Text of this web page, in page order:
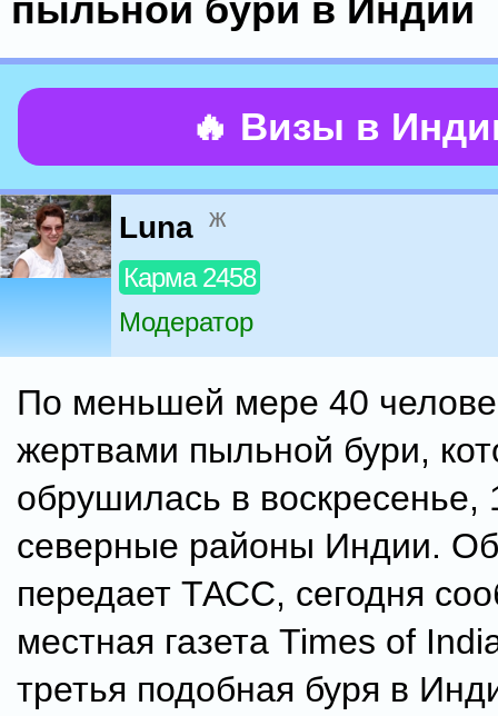
пыльной бури в Индии
🔥 Визы в
Luna ж
Карма 2458
Модератор
По меньшей мере 40
жертвами пыльной бури,
обрушилась в воскресенье,
северные районы Индии. Об
передает ТАСС, сегодня
местная газета Times of
третья подобная буря в